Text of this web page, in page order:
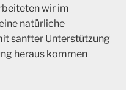
wir im
natürliche
sanfter Unterstützung
heraus kommen